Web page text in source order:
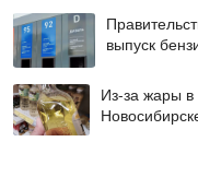
выпуск
Из-за жары